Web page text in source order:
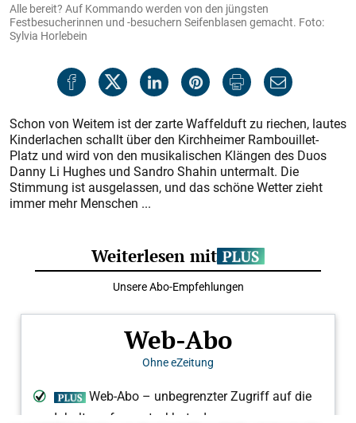
Alle bereit? Auf Kommando werden von den jüngsten
Festbesucherinnen und -besuchern Seifenblasen gemacht. Foto:
Sylvia Horlebein
Schon von Weitem ist der zarte Waffelduft zu riechen, lautes
Kinderlachen schallt über den Kirchheimer Rambouillet-
Platz und wird von den musikalischen Klängen des Duos
Danny Li Hughes und Sandro Shahin untermalt. Die
Stimmung ist ausgelassen, und das schöne Wetter zieht
immer mehr Menschen ...